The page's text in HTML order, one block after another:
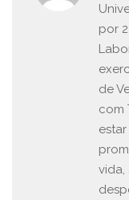
por
de
com
vida,